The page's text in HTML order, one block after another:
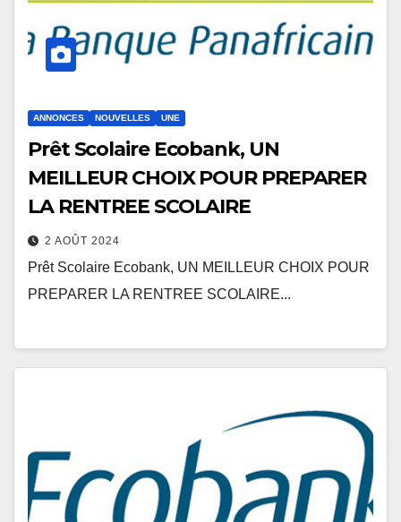
ANNONCES NOUVELLES UNE
Prêt Scolaire Ecobank, UN
MEILLEUR CHOIX POUR PREPARER
LA RENTREE SCOLAIRE
2 AOÛT 2024
Prêt Scolaire Ecobank, UN MEILLEUR CHOIX POUR
PREPARER LA RENTREE SCOLAIRE...